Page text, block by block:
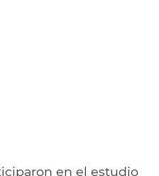
en el estudio